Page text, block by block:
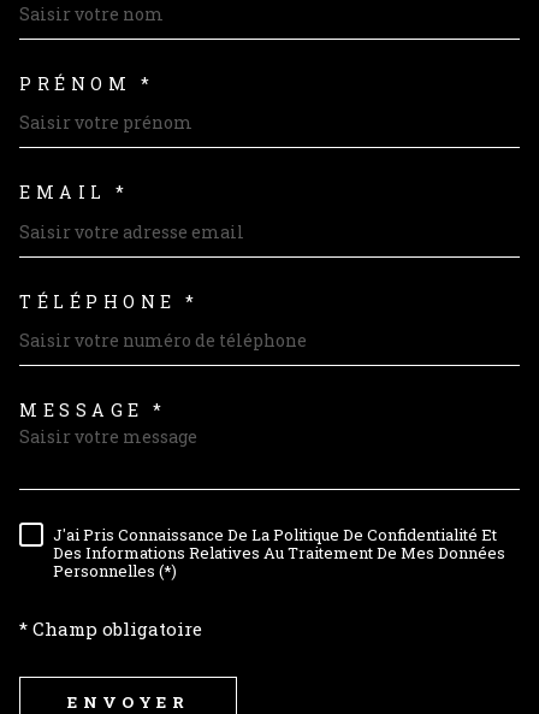
PRÉNOM *
EMAIL *
TÉLÉPHONE *
MESSAGE *
RÈGLEMENTATION
J'ai Pris Connaissance De La Politique De Confidentialité Et
Des Informations Relatives Au Traitement De Mes Données
Personnelles (*)
* Champ obligatoire
ENVOYER